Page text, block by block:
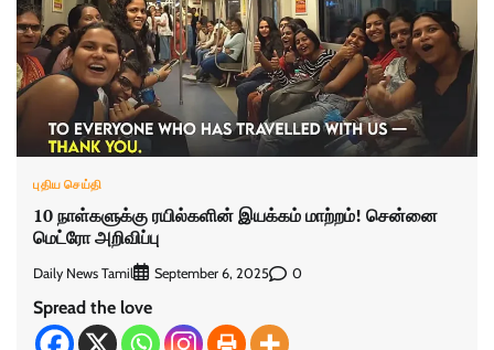
புதிய செய்தி
10 நாள்களுக்கு ரயில்களின் இயக்கம் மாற்றம்! சென்னை
மெட்ரோ அறிவிப்பு
Daily News Tamil September 6, 2025 0
Spread the love